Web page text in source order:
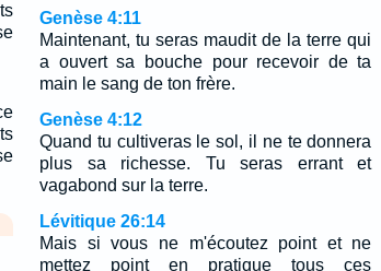
Genèse 4:11
Maintenant, tu seras maudit de la terre qui
a ouvert sa bouche pour recevoir de ta
main le sang de ton frère.
Genèse 4:12
Quand tu cultiveras le sol, il ne te donnera
plus sa richesse. Tu seras errant et
vagabond sur la terre.
Lévitique 26:14
Mais si vous ne m'écoutez point et ne
mettez point en pratique tous ces